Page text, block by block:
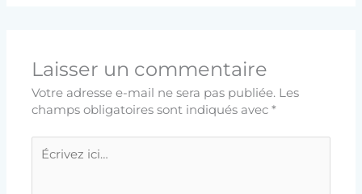
Laisser un commentaire
Votre adresse e-mail ne sera pas publiée. Les
champs obligatoires sont indiqués avec*
ici…